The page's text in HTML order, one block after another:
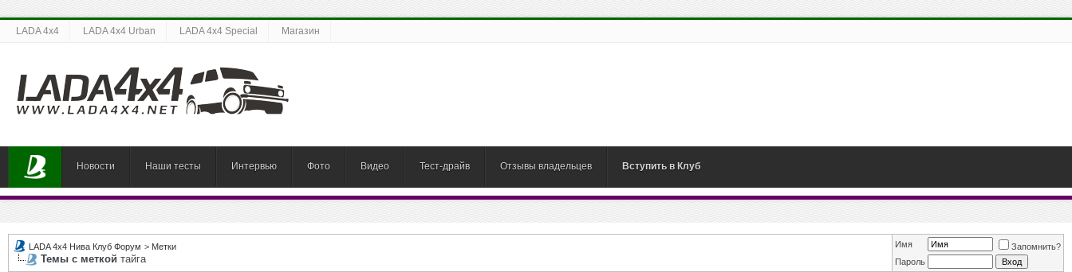
LADA 4x4 LADA 4x4 Urban LADA 4x4 Special Магазин
Новости Наши тесты Интервью Фото Видео Тест-драйв Отзывы владельцев Вступить в Клуб
LADA 4x4 Нива Клуб Форум > Метки
Темы с меткой тайга
Имя
Запомнить?
Пароль